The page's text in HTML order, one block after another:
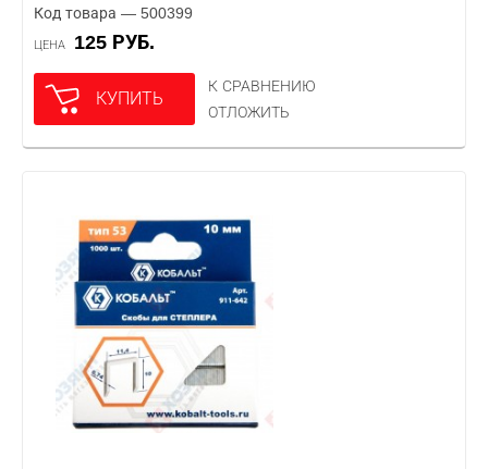
Код товара — 500399
ЦЕНА 125 РУБ.
КУПИТЬ
К СРАВНЕНИЮ
ОТЛОЖИТЬ